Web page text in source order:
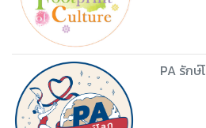
PA รักษ์